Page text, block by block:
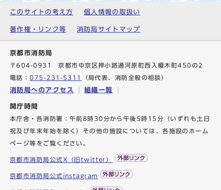
このサイトの考え方 個人情報の取扱い
著作権・リンク等 消防局サイトマップ
京都市消防局
〒604-0931 京都市中京区押小路通河原町西入榎木町450の2
電話：075-231-5311 （局代表、消防全般の相談）
消防局へのアクセス 組織一覧
開庁時間
本庁舎・各消防署：午前8時30分から午後5時15分（いずれも土日
祝及び年末年始を除く）その他の施設については、各施設のホーム
ページ等をご覧ください。
京都市消防局公式X（旧twitter）
京都市消防局公式instagram